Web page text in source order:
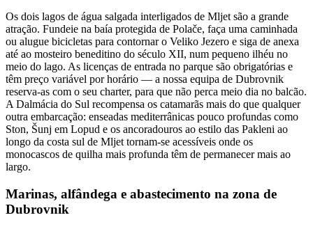
Os dois lagos de água salgada interligados de Mljet são a grande
atração. Fundeie na baía protegida de Polače, faça uma caminhada
ou alugue bicicletas para contornar o Veliko Jezero e siga de anexa
até ao mosteiro beneditino do século XII, num pequeno ilhéu no
meio do lago. As licenças de entrada no parque são obrigatórias e
têm preço variável por horário — a nossa equipa de Dubrovnik
reserva-as com o seu charter, para que não perca meio dia no balcão.
A Dalmácia do Sul recompensa os catamarãs mais do que qualquer
outra embarcação: enseadas mediterrânicas pouco profundas como
Ston, Šunj em Lopud e os ancoradouros ao estilo das Pakleni ao
longo da costa sul de Mljet tornam-se acessíveis onde os
monocascos de quilha mais profunda têm de permanecer mais ao
largo.
Marinas, alfândega e abastecimento na zona de
Dubrovnik